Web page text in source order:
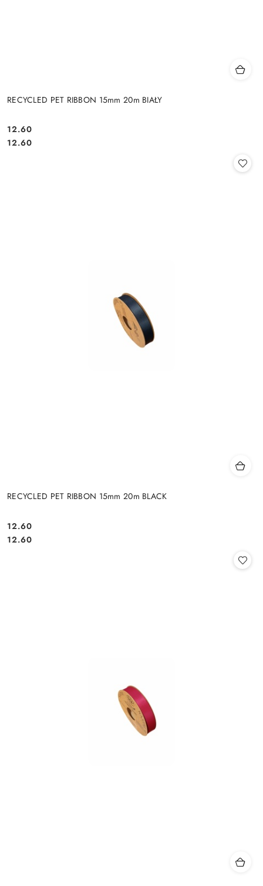
RECYCLED PET RIBBON 15mm 20m BIAŁY
Cena:
12.60
Cena:
12.60
RECYCLED PET RIBBON 15mm 20m BLACK
Cena:
12.60
Cena:
12.60